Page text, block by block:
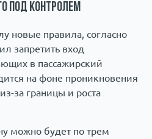
под контролем
новые правила, согласно
запретить вход
в пассажирский
на фоне проникновения
за границы и роста
можно будет по трем